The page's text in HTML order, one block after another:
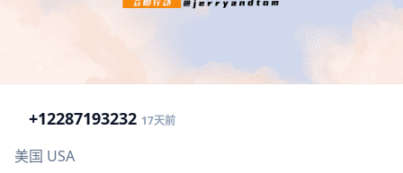
+12287193232 17天前
美国 USA